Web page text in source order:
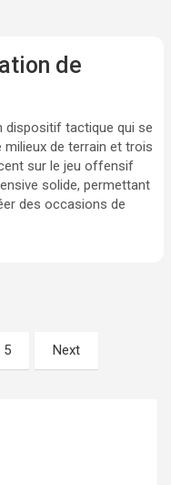
de
tactique qui se
de terrain et trois
sur le jeu offensif
solide, permettant
des occasions de
5 Next